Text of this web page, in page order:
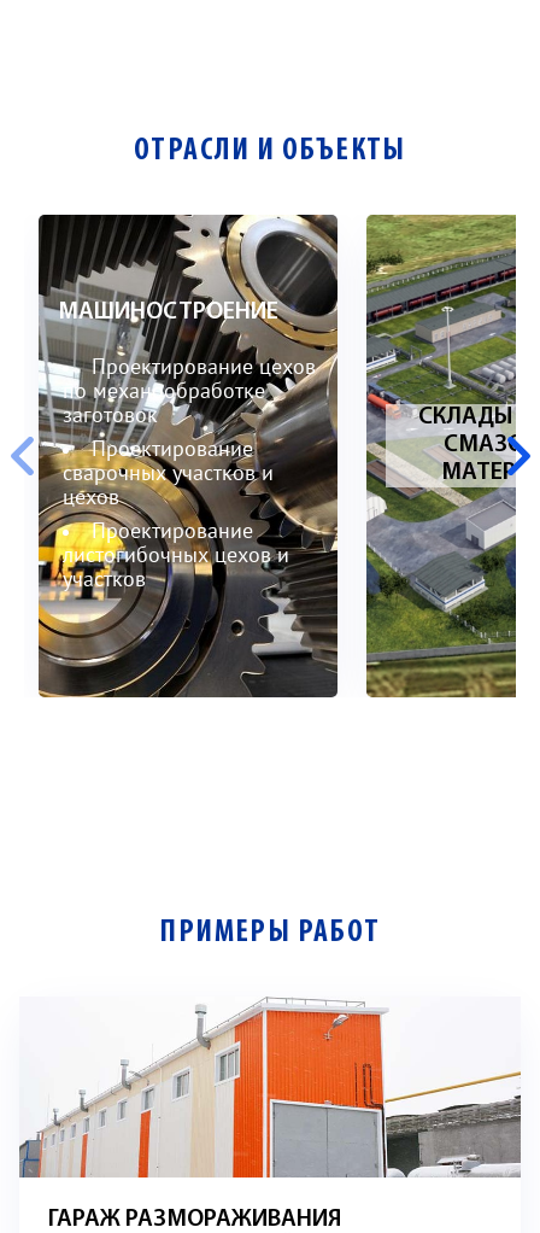
ОТРАСЛИ И ОБЪЕКТЫ
МАШИНОСТРОЕНИЕ
Проектирование цехов
по механообработке
заготовок
Проектирование
сварочных участков и
цехов
Проектирование
листогибочных цехов и
участков
СКЛАДЫ
ПРИМЕРЫ РАБОТ
ГАРАЖ РАЗМОРАЖИВАНИЯ